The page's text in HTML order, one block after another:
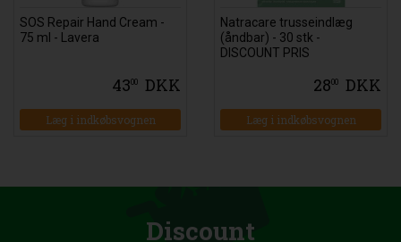
SOS Repair Hand Cream -
75 ml - Lavera
4300 DKK
Læg i indkøbsvognen
Natracare trusseindlæg
(åndbar) - 30 stk -
DISCOUNT PRIS
2800 DKK
Læg i indkøbsvognen
Discount